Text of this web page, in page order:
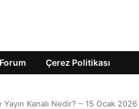
Forum Çerez Politikası
Kanalı Nedir? – 15 Ocak 2026